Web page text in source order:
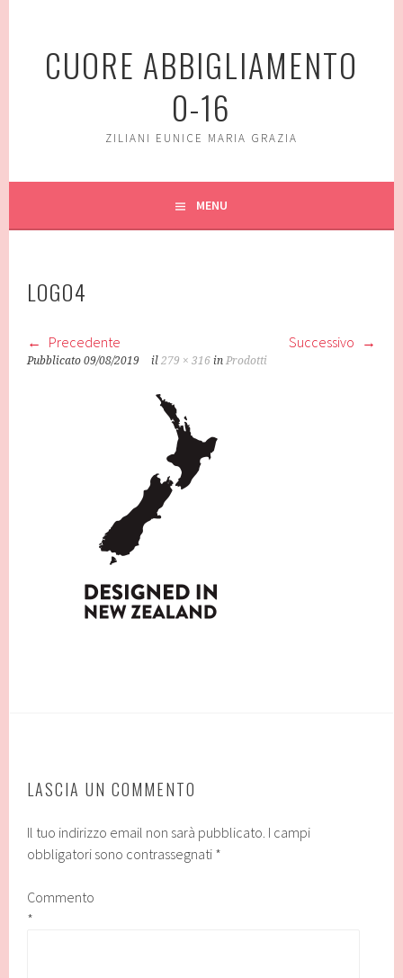
contenutoCUORE ABBIGLIAMENTO
0-16
ZILIANI EUNICE MARIA GRAZIA
MENU
LOGO4
Precedente Successivo
Pubblicato09/08/2019 il279 × 316 inProdotti
LASCIA UN COMMENTO
Il tuo indirizzo email non sarà pubblicato. I campi
obbligatori sono contrassegnati *
Commento
*